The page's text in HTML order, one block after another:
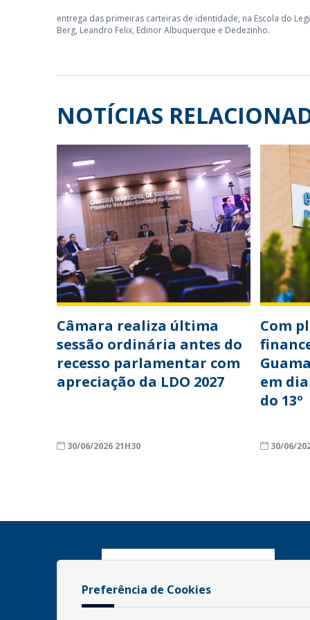
entrega das primeiras carteiras de identidade, na Escola do
Berg, Leandro Felix, Edinor Albuquerque e Dedezinho.
NOTÍCIAS
Câmara realiza última
sessão ordinária antes do
recesso parlamentar com
apreciação da LDO 2027
30/06/2026 21H30
Com
em
do 13º
30/06/
Preferência de Cookies